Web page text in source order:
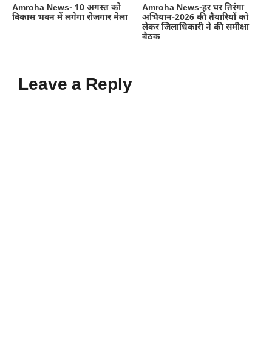
Amroha News- 10 अगस्त को
विकास भवन में लगेगा रोजगार मेला
Amroha News-हर घर तिरंगा
अभियान-2026 की तैयारियों को
लेकर जिलाधिकारी ने की समीक्षा
बैठक
Leave a Reply